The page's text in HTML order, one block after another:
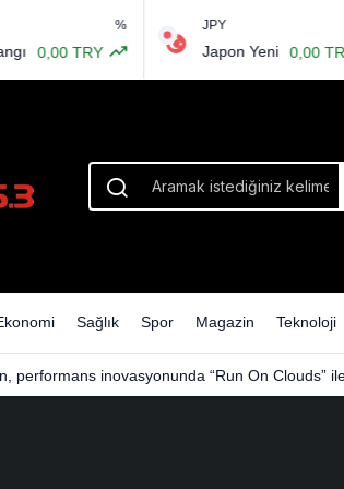
TRY Japon Yeni 0,00 TRY
Sağlık Spor Magazin Teknoloji
performans inovasyonunda “Run On Clouds”